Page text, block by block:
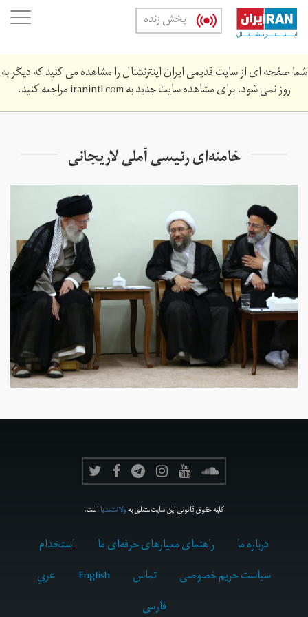
Skip
main
content
پخش زنده
شما صفحه ای از سایت قدیمی ایران اینترنشنال را مشاهده می کنید که دیگر به
روز نمی شود. برای مشاهده سایت جدید بهiranintl.comمراجعه کنید.
خامنه‌ای رئیسی آملی لاریجانی
کلیه حقوق قانونی این سایت متعلق بهولانت‌مدیااست.
درباره ما راهنمای معیارهای حرفه‌ای ما
استخدام
سیاست حریم خصوصی
تماس English
عربي
فارسى